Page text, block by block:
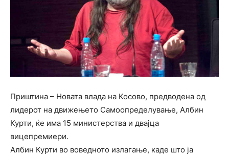
Приштина – Новата влада на Косово, предводена од
лидерот на движењето Самоопределување, Албин
Курти, ќе има 15 министерства и двајца
вицепремиери.
Албин Курти во воведното излагање, каде што ја